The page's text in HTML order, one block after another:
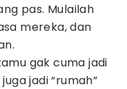
pas. Mulailah
mereka, dan
gak cuma jadi
jadi “rumah”